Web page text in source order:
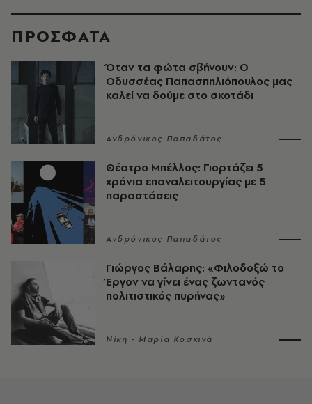
ΠΡΟΣΦΑΤΑ
Όταν τα φώτα σβήνουν: Ο
Οδυσσέας Παπασπηλιόπουλος μας
καλεί να δούμε στο σκοτάδι
Ανδρόνικος Παπαδάτος
Θέατρο Μπέλλος: Γιορτάζει 5
χρόνια επαναλειτουργίας με 5
παραστάσεις
Ανδρόνικος Παπαδάτος
Γιώργος Βάλαρης: «Φιλοδοξώ το
Έργον να γίνει ένας ζωντανός
πολιτιστικός πυρήνας»
Νίκη - Μαρία Κοσκινά